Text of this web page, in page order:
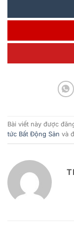
Bài viết này được
tức Bất Động Sản và